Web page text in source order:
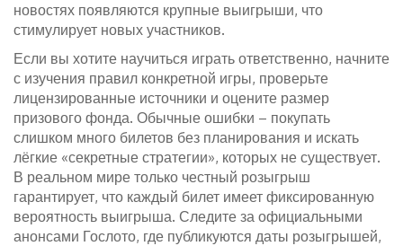
новостях появляются крупные выигрыши, что
стимулирует новых участников.
Если вы хотите научиться играть ответственно, начните
с изучения правил конкретной игры, проверьте
лицензированные источники и оцените размер
призового фонда. Обычные ошибки – покупать
слишком много билетов без планирования и искать
лёгкие «секретные стратегии», которых не существует.
В реальном мире только честный розыгрыш
гарантирует, что каждый билет имеет фиксированную
вероятность выигрыша. Следите за официальными
анонсами Гослото, где публикуются даты розыгрышей,